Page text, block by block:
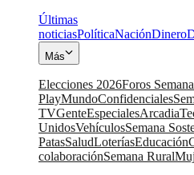
Últimas
noticiasPolíticaNaciónDinero
Más
Elecciones 2026Foros Semana
PlayMundoConfidenciales
TVGenteEspecialesArcadia
UnidosVehículosSemana
PatasSaludLoteríasEducación
colaboraciónSemana Rural